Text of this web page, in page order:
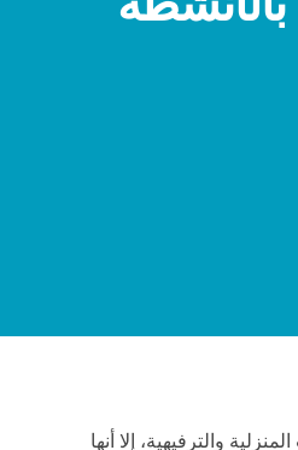
والترفيهية، إلا أنها